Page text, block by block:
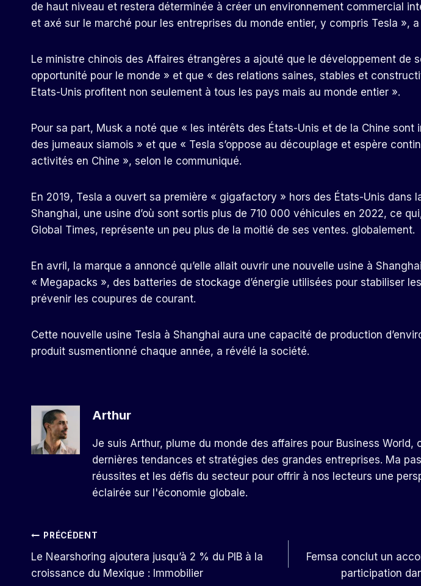
de haut niveau et restera déterminée à créer un environnement commercial
et axé sur le marché pour les entreprises du monde entier, y compris Tesla », a
Le ministre chinois des Affaires étrangères a ajouté que le développement de
opportunité pour le monde » et que « des relations saines, stables et
Etats-Unis profitent non seulement à tous les pays mais au monde entier ».
Pour sa part, Musk a noté que « les intérêts des États-Unis et de la Chine sont
des jumeaux siamois » et que « Tesla s’oppose au découplage et espère
activités en Chine », selon le communiqué.
En 2019, Tesla a ouvert sa première « gigafactory » hors des États-Unis dans
Shanghai, une usine d’où sont sortis plus de 710 000 véhicules en 2022, ce
Global Times, représente un peu plus de la moitié de ses ventes. globalement.
En avril, la marque a annoncé qu’elle allait ouvrir une nouvelle usine à
« Megapacks », des batteries de stockage d’énergie utilisées pour stabiliser
prévenir les coupures de courant.
Cette nouvelle usine Tesla à Shanghai aura une capacité de production
produit susmentionné chaque année, a révélé la société.
Arthur
Je suis Arthur, plume du monde des affaires pour Business World,
dernières tendances et stratégies des grandes entreprises. Ma
réussites et les défis du secteur pour offrir à nos lecteurs une
éclairée sur l'économie globale.
Navigation
De
PRÉCÉDENT
Le Nearshoring ajoutera jusqu’à 2 % du PIB à la
croissance du Mexique : Immobilier
Femsa conclut un
participation